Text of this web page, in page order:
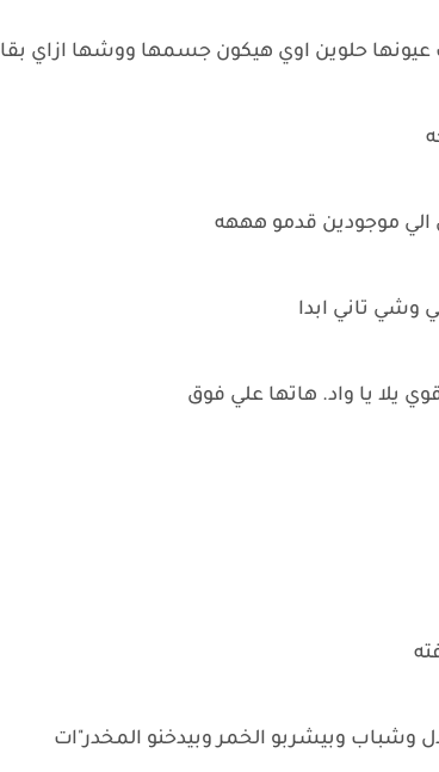
حلوين اوي هيكون جسمها ووشها ازاي بقا
الي موجودين قدمو هههه
وشي تاني ابدا
يلا يا واد. هاتها علي فوق
وشباب وبيشربو الخمر وبيدخنو المخدر"ات